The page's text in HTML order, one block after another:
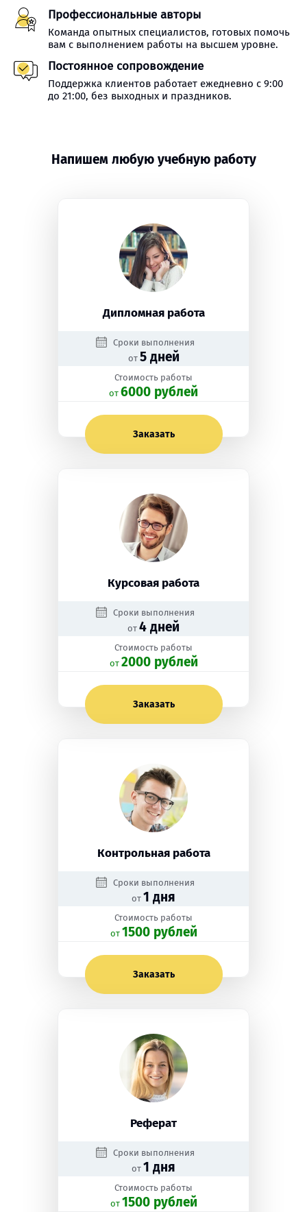
Профессиональные авторы
Команда опытных специалистов, готовых помочь
вам с выполнением работы на высшем уровне.
Постоянное сопровождение
Поддержка клиентов работает ежедневно с 9:00
до 21:00, без выходных и праздников.
Напишем любую учебную работу
Дипломная работа
Сроки выполнения
от 5 дней
Стоимость работы
oт 6000 рублей
Заказать
Курсовая работа
Сроки выполнения
от 4 дней
Стоимость работы
oт 2000 рублей
Заказать
Контрольная работа
Сроки выполнения
от 1 дня
Стоимость работы
oт 1500 рублей
Заказать
Реферат
Сроки выполнения
от 1 дня
Стоимость работы
oт 1500 рублей